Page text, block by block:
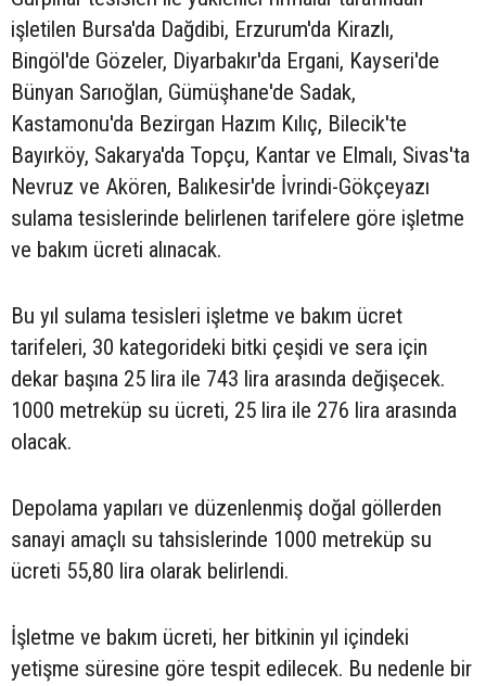
işletilen Bursa'da Dağdibi, Erzurum'da Kirazlı,
Bingöl'de Gözeler, Diyarbakır'da Ergani, Kayseri'de
Bünyan Sarıoğlan, Gümüşhane'de Sadak,
Kastamonu'da Bezirgan Hazım Kılıç, Bilecik'te
Bayırköy, Sakarya'da Topçu, Kantar ve Elmalı, Sivas'ta
Nevruz ve Akören, Balıkesir'de İvrindi-Gökçeyazı
sulama tesislerinde belirlenen tarifelere göre işletme
ve bakım ücreti alınacak.
Bu yıl sulama tesisleri işletme ve bakım ücret
tarifeleri, 30 kategorideki bitki çeşidi ve sera için
dekar başına 25 lira ile 743 lira arasında değişecek.
1000 metreküp su ücreti, 25 lira ile 276 lira arasında
olacak.
Depolama yapıları ve düzenlenmiş doğal göllerden
sanayi amaçlı su tahsislerinde 1000 metreküp su
ücreti 55,80 lira olarak belirlendi.
İşletme ve bakım ücreti, her bitkinin yıl içindeki
yetişme süresine göre tespit edilecek. Bu nedenle bir